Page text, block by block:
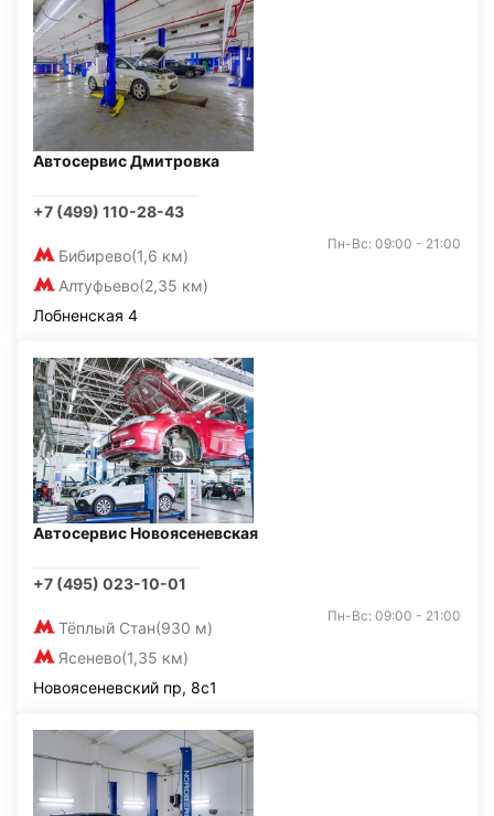
Автосервис Дмитровка
+7 (499) 110-28-43
Бибирево(1,6 км)
Алтуфьево(2,35 км)
Пн-Вс: 09:00 - 21:00
Лобненская 4
Автосервис Новоясеневская
+7 (495) 023-10-01
Тёплый Стан(930 м)
Ясенево(1,35 км)
Пн-Вс: 09:00 - 21:00
Новоясеневский пр, 8с1